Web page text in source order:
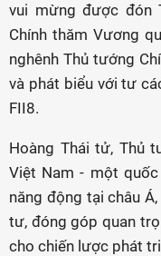
vui mừng được đón
Chính thăm Vương
nghênh Thủ tướng
và phát biểu với tư
FII8.
Hoàng Thái tử, Thủ
Việt Nam - một
năng động tại châu
tư, đóng góp quan
cho chiến lược phát